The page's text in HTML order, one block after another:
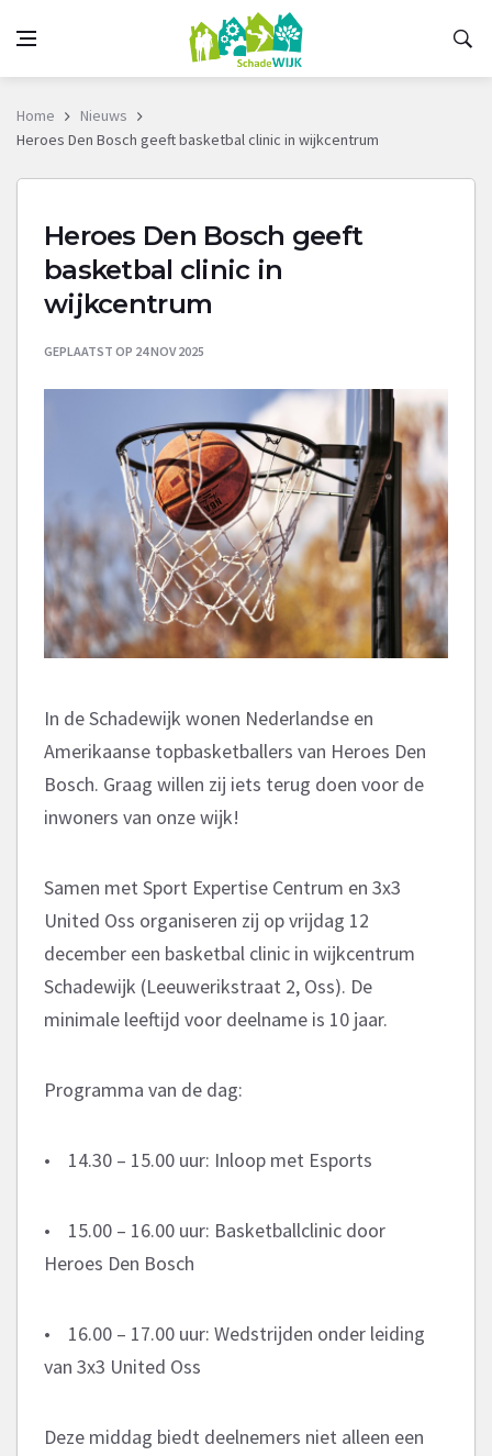
Home
Nieuws
Heroes Den Bosch geeft basketbal clinic in wijkcentrum
Heroes Den Bosch geeft
basketbal clinic in
wijkcentrum
GEPLAATST OP 24 NOV 2025
In de Schadewijk wonen Nederlandse en
Amerikaanse topbasketballers van Heroes Den
Bosch. Graag willen zij iets terug doen voor de
inwoners van onze wijk!
Samen met Sport Expertise Centrum en 3x3
United Oss organiseren zij op vrijdag 12
december een basketbal clinic in wijkcentrum
Schadewijk (Leeuwerikstraat 2, Oss). De
minimale leeftijd voor deelname is 10 jaar.
Programma van de dag:
• 14.30 – 15.00 uur: Inloop met Esports
• 15.00 – 16.00 uur: Basketballclinic door
Heroes Den Bosch
• 16.00 – 17.00 uur: Wedstrijden onder leiding
van 3x3 United Oss
Deze middag biedt deelnemers niet alleen een